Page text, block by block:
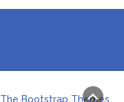
The Bootstrap Themes